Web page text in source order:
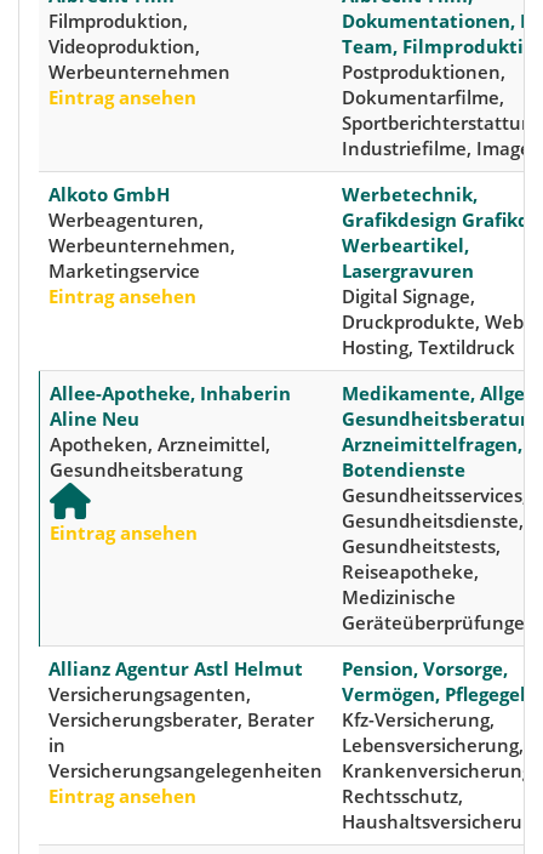
Filmproduktion,
Videoproduktion,
Werbeunternehmen
Eintrag ansehen
Dokumentationen,
Team,
Postproduktionen,
Dokumentarfilme,
Industriefilme,
Alkoto GmbH
Werbeagenturen,
Werbeunternehmen,
Marketingservice
Eintrag ansehen
Werbetechnik,
Grafikdesign
Werbeartikel,
Lasergravuren
Digital Signage,
Druckprodukte,
Hosting, Textildruck
Allee-Apotheke, Inhaberin
Aline Neu
Apotheken, Arzneimittel,
Gesundheitsberatung
Eintrag ansehen
Medikamente,
Arzneimittelfragen,
Botendienste
Gesundheitsservices,
Gesundheitsdienste,
Gesundheitstests,
Reiseapotheke,
Medizinische
Geräteüberprüfungen
Allianz Agentur Astl Helmut
Versicherungsagenten,
Versicherungsberater, Berater
in
Versicherungsangelegenheiten
Eintrag ansehen
Pension, Vorsorge,
Vermögen, Pflegegeld
Kfz-Versicherung,
Lebensversicherung,
Krankenversicherung,
Rechtsschutz,
Haushaltsversicherung